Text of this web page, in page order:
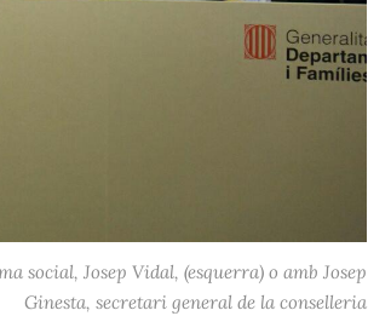
social, Josep Vidal, (esquerra) o amb Josep
Ginesta, secretari general de la conselleria